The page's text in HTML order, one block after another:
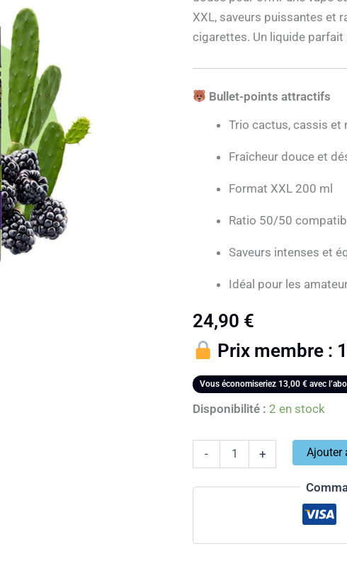
XXL, saveurs puissantes et
cigarettes. Un liquide parfait
Bullet-points attractifs
Trio cactus, cassis et
Fraîcheur douce et
Format XXL 200 ml
Ratio 50/50
Saveurs intenses et
Idéal pour les
24,90 €
Prix membre :
Vous économiseriez 13,00 € avec
Disponibilité : 2 en stock
-
Cassis
200ml
Biggy
+ Ajouter